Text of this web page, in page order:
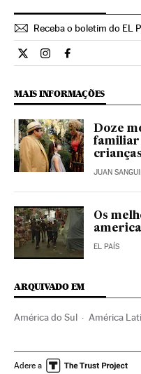
Receba o boletim do EL
Cultura El País Brasil en
Cultura El País
Cultura El País
MAIS INFORMAÇÕES
Doze
familiar
JUAN
Os
EL PAÍS
ARQUIVADO EM
América do Sul América
São Paulo Estreias filmes
Adere a